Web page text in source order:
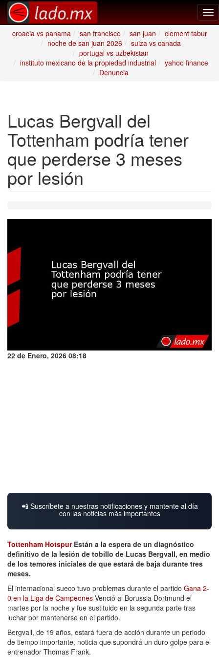
croacia vs panama
san francisco san juan
clement tabur
noche de san juan 2026
suiza vs canada
portugal vs uzbekistan
instituto mexicano de la propiedad industrial
yahoo finance
Denuncia
Lucas Bergvall del
Tottenham podría tener
que perderse 3 meses
por lesión
22 de Enero, 2026 08:18
📲 Suscríbete a nuestras notificaciones y mantente al día
con las noticias más importantes
Tottenham HotspurEstán a la espera de un diagnóstico
definitivo de la lesión de tobillo de Lucas Bergvall, en medio
de los temores iniciales de que estará de baja durante tres
meses.
El internacional sueco tuvo problemas durante el partido Gana 2-
0 en la Liga de Campeones Venció al Borussia Dortmund el
martes por la noche y fue sustituido en la segunda parte tras
luchar por mantenerse en el partido.
Bergvall, de 19 años, estará fuera de acción durante un periodo
de tiempo importante, noticia que supondrá un duro golpe para el
entrenador Thomas Frank.